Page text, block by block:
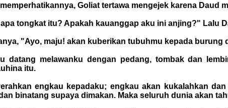
Goliat tertawa mengejek karena Daud
tongkat itu? Apakah kauanggap aku ini anjing?" Lalu
"Ayo, maju! akan kuberikan tubuhmu kepada burung
datang melawanku dengan pedang, tombak dan
itu.
engkau kepadaku; engkau akan kukalahkan
binatang supaya dimakan. Maka seluruh dunia akan